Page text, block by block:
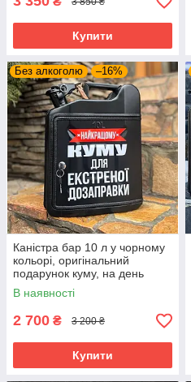
Купити
Без алкоголю –16%
Каністра бар 10 л у чорному
кольорі, оригінальний
подарунок куму, на день
народження
В наявності
2 700 ₴ 3 200 ₴
Купити